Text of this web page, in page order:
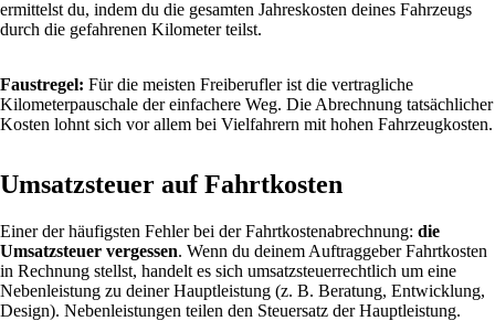
ermittelst du, indem du die gesamten Jahreskosten deines Fahrzeugs
durch die gefahrenen Kilometer teilst.
Faustregel: Für die meisten Freiberufler ist die vertragliche
Kilometerpauschale der einfachere Weg. Die Abrechnung tatsächlicher
Kosten lohnt sich vor allem bei Vielfahrern mit hohen Fahrzeugkosten.
Umsatzsteuer auf Fahrtkosten
Einer der häufigsten Fehler bei der Fahrtkostenabrechnung: die
Umsatzsteuer vergessen. Wenn du deinem Auftraggeber Fahrtkosten
in Rechnung stellst, handelt es sich umsatzsteuerrechtlich um eine
Nebenleistung zu deiner Hauptleistung (z. B. Beratung, Entwicklung,
Design). Nebenleistungen teilen den Steuersatz der Hauptleistung.